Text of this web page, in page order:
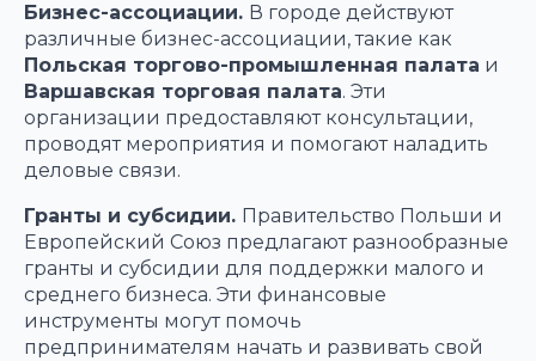
Бизнес-ассоциации. В городе действуют
различные бизнес-ассоциации, такие как
Польская торгово-промышленная палата и
Варшавская торговая палата. Эти
организации предоставляют консультации,
проводят мероприятия и помогают наладить
деловые связи.
Гранты и субсидии. Правительство Польши и
Европейский Союз предлагают разнообразные
гранты и субсидии для поддержки малого и
среднего бизнеса. Эти финансовые
инструменты могут помочь
предпринимателям начать и развивать свой